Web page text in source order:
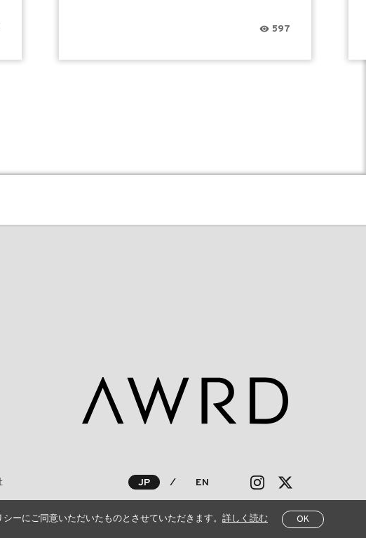
597
JP ⁄ EN
ーにご同意いただいたものとさせていただきます。 詳しく読む OK